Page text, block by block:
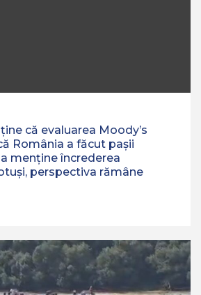
că evaluarea Moody’s
România a făcut pașii
menține încrederea
perspectiva rămâne